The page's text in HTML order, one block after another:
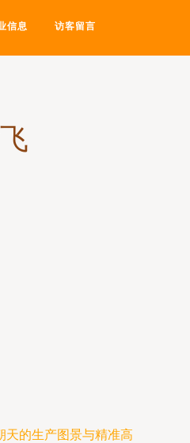
信息 访客留言
天的生产图景与精准高